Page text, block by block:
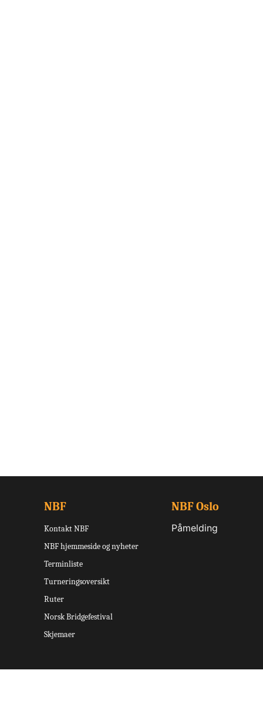
NBF
Kontakt NBF
NBF hjemmeside og nyheter
Terminliste
Turneringsoversikt
Ruter
Norsk Bridgefestival
Skjemaer
NBF Oslo
Påmelding